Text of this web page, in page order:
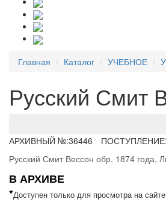
Главная Каталог УЧЕБНОЕ
Русский Смит
АРХИВНЫЙ №:36446
ПОСТУПЛЕНИЕ:
Русский Смит Вессон обр. 1874 года,
В АРХИВЕ
*Доступен только для просмотра на сайте